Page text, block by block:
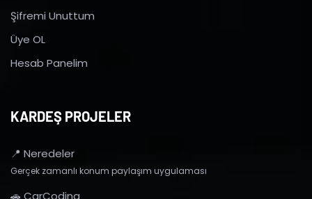
Şifremi Unuttum
Üye OL
Hesab Panelim
KARDEŞ PROJELER
📍 Neredeler
Gerçek zamanlı konum paylaşım uygulaması
🚗 CarCoding